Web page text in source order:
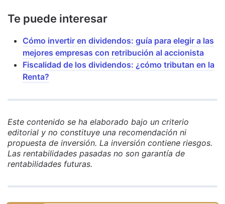
Te puede interesar
Cómo invertir en dividendos: guía para elegir a las
mejores empresas con retribución al accionista
Fiscalidad de los dividendos: ¿cómo tributan en la
Renta?
Este contenido se ha elaborado bajo un criterio
editorial y no constituye una recomendación ni
propuesta de inversión. La inversión contiene riesgos.
Las rentabilidades pasadas no son garantía de
rentabilidades futuras.